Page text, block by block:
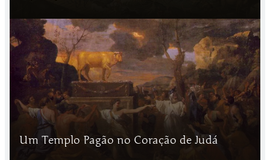
Um Templo Pagão no Coração de Judá